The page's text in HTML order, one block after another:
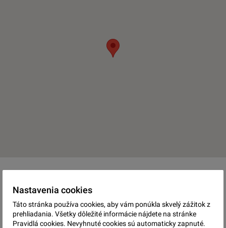
ING. MARTIN
SEMAN
Nastavenia cookies
Táto stránka používa cookies, aby vám ponúkla skvelý zážitok z
prehliadania. Všetky dôležité informácie nájdete na stránke
Pravidlá cookies. Nevyhnuté cookies sú automaticky zapnuté.